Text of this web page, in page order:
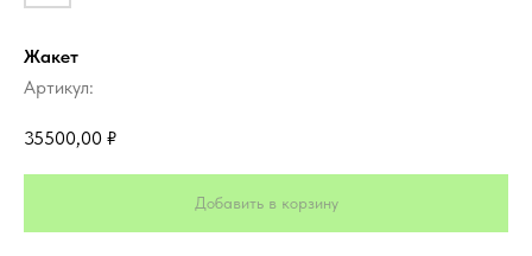
Жакет
Артикул:
35500,00 ₽
Добавить в корзину